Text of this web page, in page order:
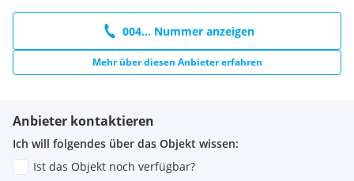
004... Nummer anzeigen
Mehr über diesen Anbieter erfahren
Anbieter kontaktieren
Ich will folgendes über das Objekt wissen:
Ist das Objekt noch verfügbar?